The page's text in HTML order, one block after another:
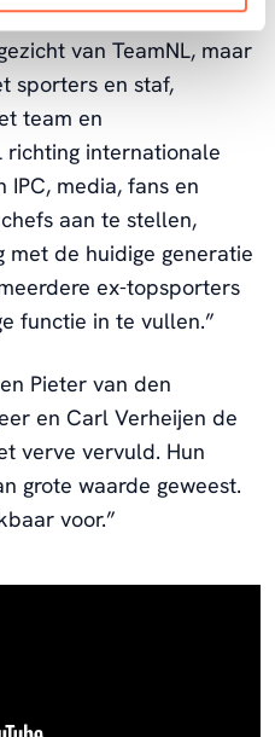
is uiterst belangrijk.
van TeamNL, maar
sporters en staf,
team en
richting internationale
IPC, media, fans en
aan te stellen,
met de huidige generatie
ex-topsporters
functie in te vullen.”
Pieter van den
en Carl Verheijen de
verve vervuld. Hun
grote waarde geweest.
voor.”